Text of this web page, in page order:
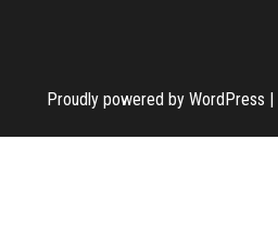
Proudly powered by WordPress